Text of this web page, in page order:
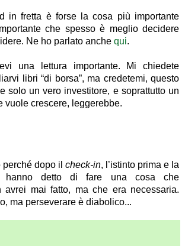
in fretta è forse la cosa più importante
che spesso è meglio decidere
Ne ho parlato anche qui.
una lettura importante. Mi chiedete
libri “di borsa”, ma credetemi, questo
solo un vero investitore, e soprattutto un
vuole crescere, leggerebbe.
perché dopo il check-in, l’istinto prima e la
hanno detto di fare una cosa che
avrei mai fatto, ma che era necessaria.
ma perseverare è diabolico...